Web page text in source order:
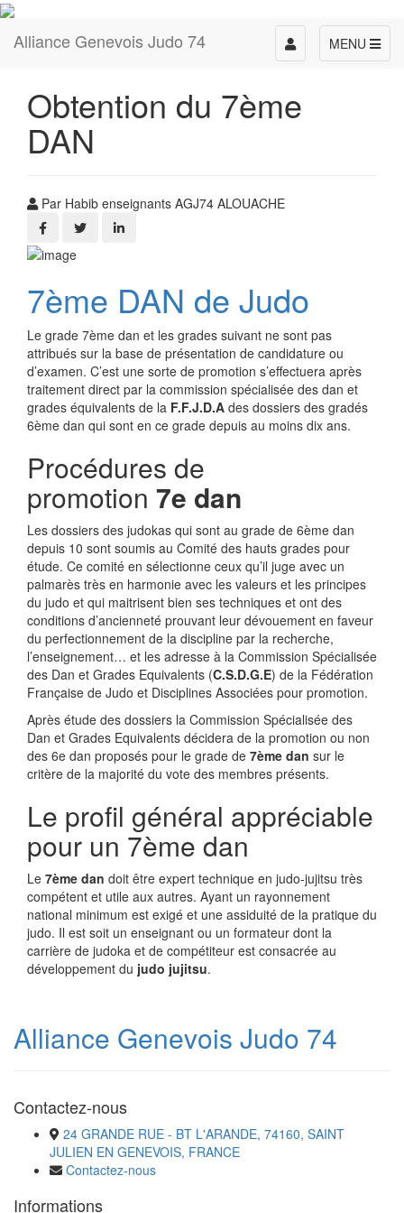
Alliance Genevois Judo 74 MENU
Toggle
navigation
Obtention du 7ème
DAN
Par Habib enseignants AGJ74 ALOUACHE
7ème DAN de Judo
Le grade 7ème dan et les grades suivant ne sont pas
attribués sur la base de présentation de candidature ou
d’examen. C’est une sorte de promotion s’effectuera après
traitement direct par la commission spécialisée des dan et
grades équivalents de la F.F.J.D.A des dossiers des gradés
6ème dan qui sont en ce grade depuis au moins dix ans.
Procédures de
promotion 7e dan
Les dossiers des judokas qui sont au grade de 6ème dan
depuis 10 sont soumis au Comité des hauts grades pour
étude. Ce comité en sélectionne ceux qu’il juge avec un
palmarès très en harmonie avec les valeurs et les principes
du judo et qui maitrisent bien ses techniques et ont des
conditions d’ancienneté prouvant leur dévouement en faveur
du perfectionnement de la discipline par la recherche,
l’enseignement… et les adresse à la Commission Spécialisée
des Dan et Grades Equivalents (C.S.D.G.E) de la Fédération
Française de Judo et Disciplines Associées pour promotion.
Après étude des dossiers la Commission Spécialisée des
Dan et Grades Equivalents décidera de la promotion ou non
des 6e dan proposés pour le grade de 7ème dan sur le
critère de la majorité du vote des membres présents.
Le profil général appréciable
pour un 7ème dan
Le 7ème dan doit être expert technique en judo-jujitsu très
compétent et utile aux autres. Ayant un rayonnement
national minimum est exigé et une assiduité de la pratique du
judo. Il est soit un enseignant ou un formateur dont la
carrière de judoka et de compétiteur est consacrée au
développement du judo jujitsu.
Alliance Genevois Judo 74
Contactez-nous
24 GRANDE RUE - BT L'ARANDE, 74160, SAINT
JULIEN EN GENEVOIS, FRANCE
Contactez-nous
Informations